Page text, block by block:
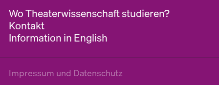
Wo Theaterwissenschaft studieren?
Kontakt
Information in English
Impressum und Datenschutz